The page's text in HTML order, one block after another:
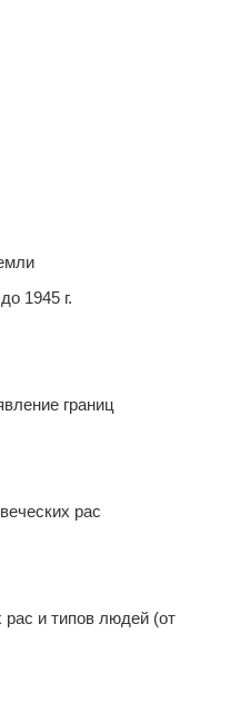
1945 г.
границ
рас
и типов людей (от